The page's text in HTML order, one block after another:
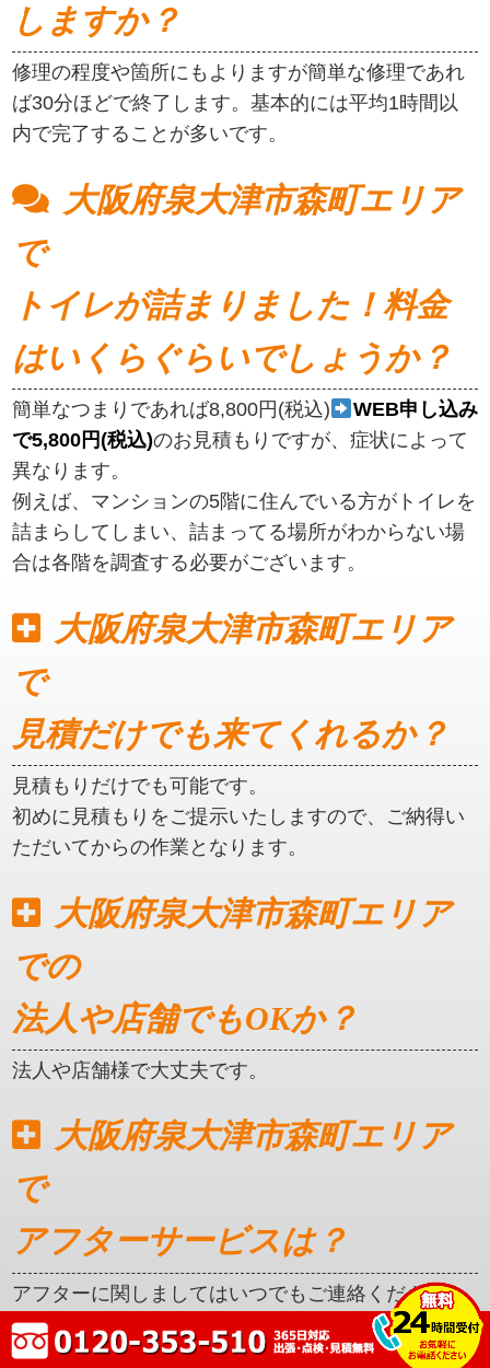
しますか？
修理の程度や箇所にもよりますが簡単な修理であれ
ば30分ほどで終了します。基本的には平均1時間以
内で完了することが多いです。
大阪府泉大津市森町エリア
で
トイレが詰まりました！料金
はいくらぐらいでしょうか？
簡単なつまりであれば8,800円(税込)
WEB申し込み
で5,800円(税込)のお見積もりですが、症状によって
異なります。
例えば、マンションの5階に住んでいる方がトイレを
詰まらしてしまい、詰まってる場所がわからない場
合は各階を調査する必要がございます。
大阪府泉大津市森町エリア
で
見積だけでも来てくれるか？
見積もりだけでも可能です。
初めに見積もりをご提示いたしますので、ご納得い
ただいてからの作業となります。
大阪府泉大津市森町エリア
での
法人や店舗でもOKか？
法人や店舗様で大丈夫です。
大阪府泉大津市森町エリア
で
アフターサービスは？
アフターに関しましてはいつでもご連絡ください。
クレカ対応はしているか？